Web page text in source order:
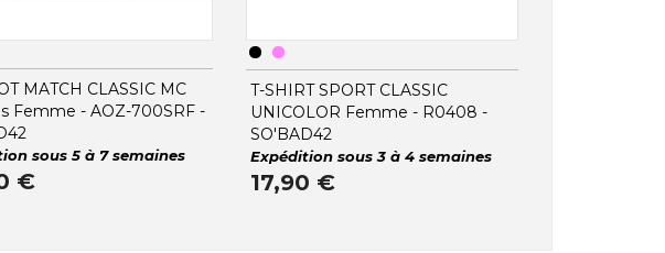
MATCH CLASSIC MC
Femme - AOZ-700SRF -
sous 5 à 7 semaines
€
T-SHIRT SPORT CLASSIC
UNICOLOR Femme - R0408 -
SO'BAD42
Expédition sous 3 à 4 semaines
17,90 €